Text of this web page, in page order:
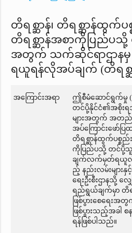
တိရစ္ဆာန်၊ တိရစ္ဆာန်ထွက်
တိရစ္ဆာန်အစာကိုပြည်ပသို့
အတွက် သက်ဆိုင်ရာဌာနမှ
ရယူရန်လိုအပ်ချက် (တိရစ္ဆ
အကြောင်းအရာ
ဤစီမံဆောင်ရွက်မှု (
တင်ပို့နိုင်ငံ၏အစိုးရ
များအတွက် အတည်
အပ်ကြောင်းဖော်ပြ
တိရစ္ဆာန်ထွက်ပစ္စ
ကိုပြည်ပသို့ တင်ပို့
ချက်လက်မှတ်ရယူ
ည့် နည်းလမ်းများ
ရေးဦးစီးဌာနသို့
ရည်ရွယ်ချက်မှာ တိရစ္
ဖြစ်ပွားစေရေး
ဖြစ်ပွားသည့်အခါ
ရန်ဖြစ်ပါသည်။